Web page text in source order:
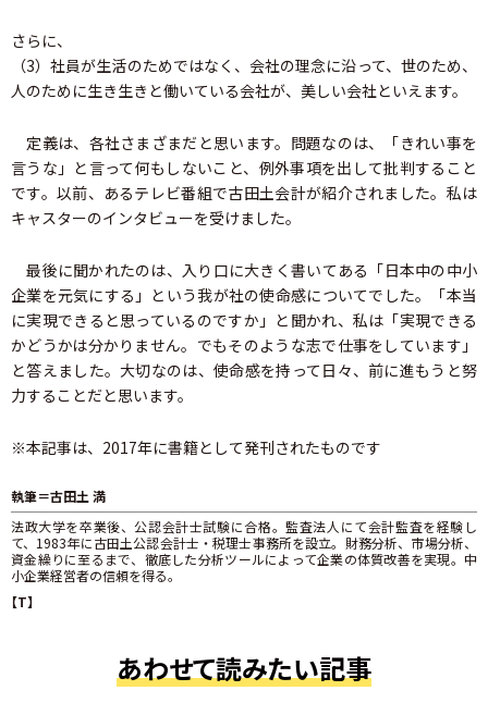
さらに、
（3）社員が生活のためではなく、会社の理念に沿って、世のため、
人のために生き生きと働いている会社が、美しい会社といえます。
定義は、各社さまざまだと思います。問題なのは、「きれい事を
言うな」と言って何もしないこと、例外事項を出して批判すること
です。以前、あるテレビ番組で古田土会計が紹介されました。私は
キャスターのインタビューを受けました。
最後に聞かれたのは、入り口に大きく書いてある「日本中の中小
企業を元気にする」という我が社の使命感についてでした。「本当
に実現できると思っているのですか」と聞かれ、私は「実現できる
かどうかは分かりません。でもそのような志で仕事をしています」
と答えました。大切なのは、使命感を持って日々、前に進もうと努
力することだと思います。
※本記事は、2017年に書籍として発刊されたものです
執筆＝古田土 満
法政大学を卒業後、公認会計士試験に合格。監査法人にて会計監査を経験し
て、1983年に古田土公認会計士・税理士事務所を設立。財務分析、市場分析、
資金繰りに至るまで、徹底した分析ツールによって企業の体質改善を実現。中
小企業経営者の信頼を得る。
【T】
あわせて読みたい記事